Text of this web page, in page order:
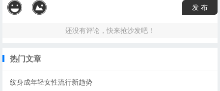
发 布
还没有评论，快来抢沙发吧！
热门文章
纹身成年轻女性流行新趋势